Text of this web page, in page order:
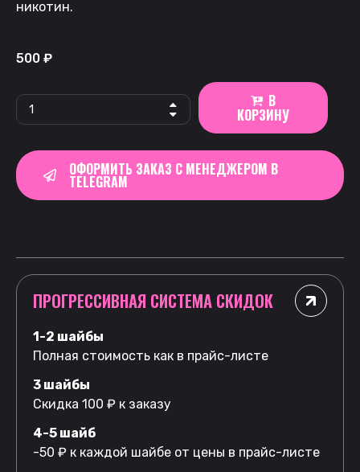
никотин.
500 ₽
В
КОРЗИНУ
ОФОРМИТЬ ЗАКАЗ С МЕНЕДЖЕРОМ В
TELEGRAM
ПРОГРЕССИВНАЯ СИСТЕМА СКИДОК
1-2 шайбы
Полная стоимость как в прайс-листе
3 шайбы
Скидка 100 ₽ к заказу
4-5 шайб
-50 ₽ к каждой шайбе от цены в прайс-листе